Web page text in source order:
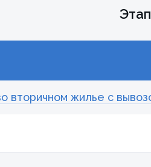
вторичном жилье с